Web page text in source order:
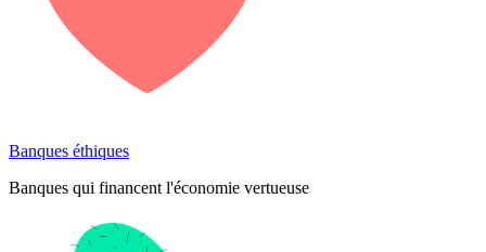
Banques éthiques
Banques qui financent l'économie vertueuse